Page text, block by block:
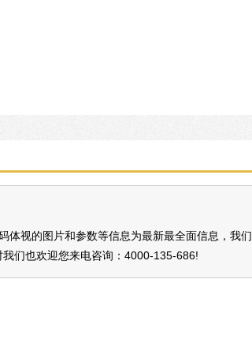
体视的图片和参数等信息为最新最全面信息，我们
们也欢迎您来电咨询：4000-135-686!